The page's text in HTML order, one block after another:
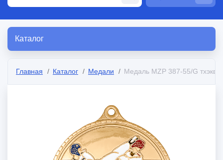
Каталог
Главная Каталог Медали Медаль MZP 387-55/G